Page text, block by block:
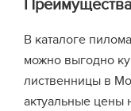
В каталоге
можно выгодно
лиственницы в
актуальные цены